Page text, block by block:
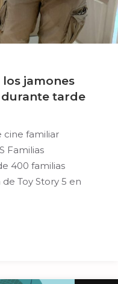
los jamones
tarde
cine familiar
Familias
400 familias
Toy Story 5 en